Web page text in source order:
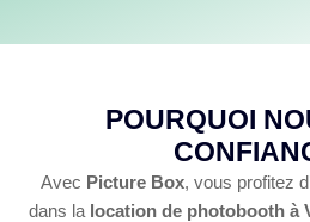
POURQUOI
Avec Picture Box, vous profitez
dans la location de photobooth à